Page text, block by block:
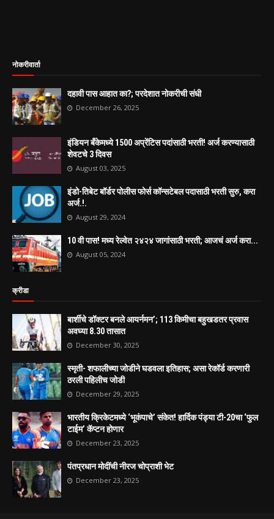
नोकरीवार्ता
दहावी पास आहात का?; परदेशात नोकरीची संधी
December 26, 2025
इंडियन बँकेमध्ये 1500 अप्रेंटिस पदांसाठी भरती! अर्ज करण्यासाठी
शेवटचे 3 दिवस
August 03, 2025
इंडो-तिबेट बॉर्डर पोलीस फोर्स कॉन्सटेबल पदासाठी भरती सुरु, करा
अर्ज.!.
August 29, 2024
10 वी पास! मध्य रेल्वेत २४२४ जागांसाठी भरती; आजचं अर्ज करा...
August 05, 2024
क्रीडा
बार्शीचे डॉक्टर बनले आयर्नमन’; 113 किमीचा बहुखडतर प्रवास
अवघ्या 8.30 तासात
December 30, 2025
स्मृती- शफालीच्या जोडीने घडवला इतिहास; असा रेकॉर्ड करणारी
ठरली पहिलीच जोडी
December 29, 2025
भारतीय क्रिकेटमध्ये ‘भूकंपाचे’ संकेत! हार्दिक पंड्या टी-20चा ‘फुल
टाईम’ कॅप्टन होणार
December 23, 2025
पंतप्रधान मोदींची नीरज चोप्राशी भेट
December 23, 2025